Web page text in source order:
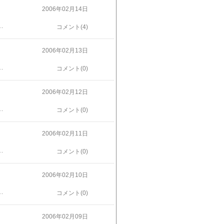
2006年02月14日
コメント(4)
2006年02月13日
コメント(0)
2006年02月12日
コメント(0)
2006年02月11日
コメント(0)
2006年02月10日
コメント(0)
2006年02月09日